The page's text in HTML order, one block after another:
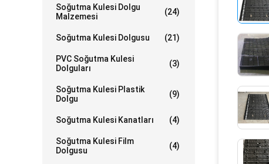
Soğutma Kulesi Dolgu
Malzemesi
(24)
Soğutma Kulesi Dolgusu (21)
PVC Soğutma Kulesi
Dolguları
(3)
Soğutma Kulesi Plastik
Dolgu
(9)
Soğutma Kulesi Kanatları (4)
Soğutma Kulesi Film
Dolgusu
(4)